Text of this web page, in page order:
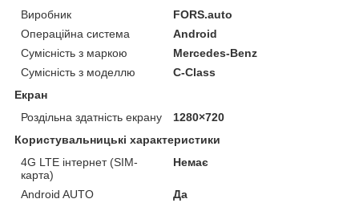
Виробник
FORS.auto
Операційна система
Android
Сумісність з маркою
Mercedes-Benz
Сумісність з моделлю
C-Class
Екран
Роздільна здатність екрану
1280×720
Користувальницькі характеристики
4G LTE інтернет (SIM-
карта)
Немає
Android AUTO
Да